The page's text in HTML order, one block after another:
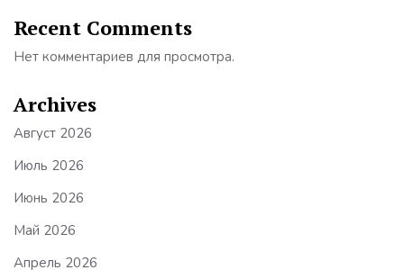
Recent Comments
Нет комментариев для просмотра.
Archives
Август 2026
Июль 2026
Июнь 2026
Май 2026
Апрель 2026